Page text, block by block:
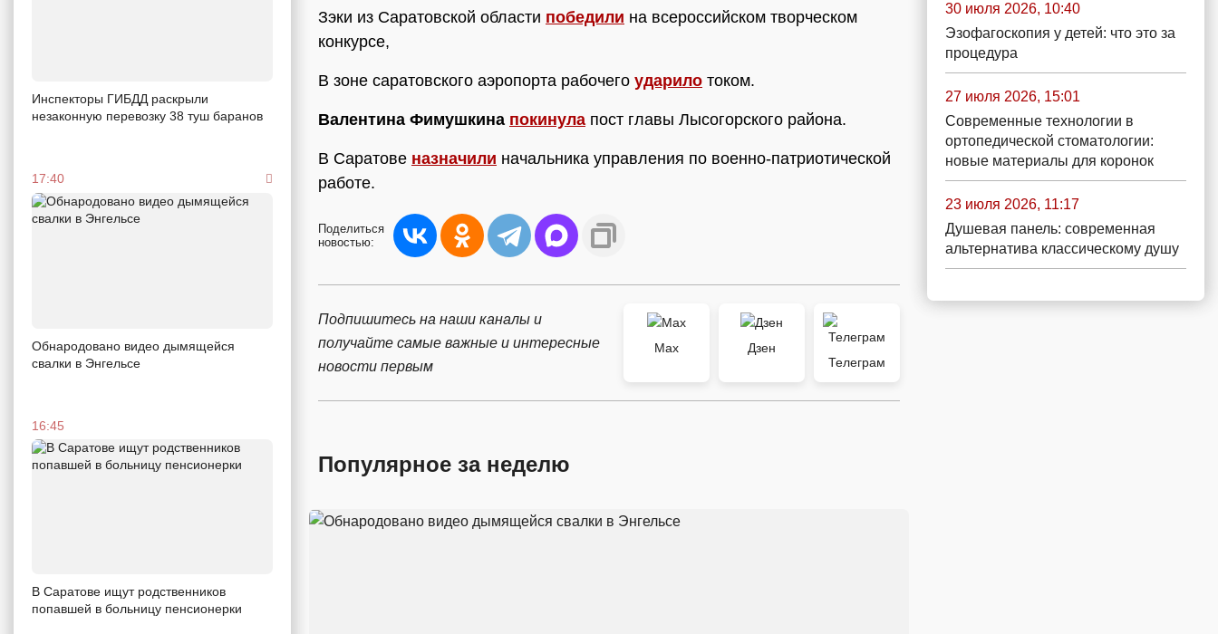
Инспекторы ГИБДД раскрыли
незаконную перевозку 38 туш баранов
17:40
Обнародовано видео дымящейся
свалки в Энгельсе
16:45
В Саратове ищут родственников
попавшей в больницу пенсионерки
Зэки из Саратовской области победили на всероссийском творческом
конкурсе,
В зоне саратовского аэропорта рабочего ударило током.
Валентина Фимушкина покинула пост главы Лысогорского района.
В Саратове назначили начальника управления по военно-патриотической
работе.
Поделиться
новостью:
Подпишитесь на наши каналы и
получайте самые важные и интересные
новости первым
Max
Дзен
Телеграм
Популярное за неделю
30 июля 2026, 10:40
Эзофагоскопия у детей: что это за
процедура
27 июля 2026, 15:01
Современные технологии в
ортопедической стоматологии:
новые материалы для коронок
23 июля 2026, 11:17
Душевая панель: современная
альтернатива классическому душу